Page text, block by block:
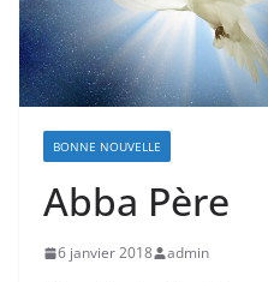
BONNE NOUVELLE
Abba Père
6 janvier 2018 admin